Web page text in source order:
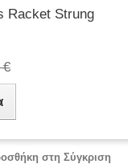
Racket Strung
€
στη Σύγκριση